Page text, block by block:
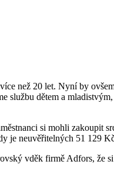
než 20 let. Nyní by
službu dětem a
si mohli
je neuvěřitelných 51 129
vděk firmě Adfors, že